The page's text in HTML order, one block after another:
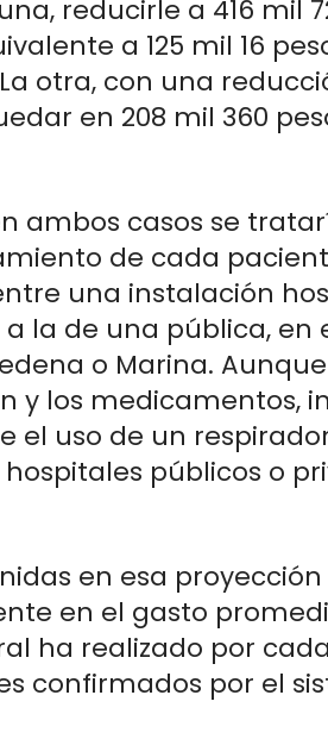
reducirle a 416 mil
a 125 mil 16
otra, con una
en 208 mil 360
ambos casos se
de cada
una instalación
la de una pública, en el
o Marina.
y los medicamentos,
el uso de un
públicos o
en esa
en el gasto
ha realizado por
confirmados por el